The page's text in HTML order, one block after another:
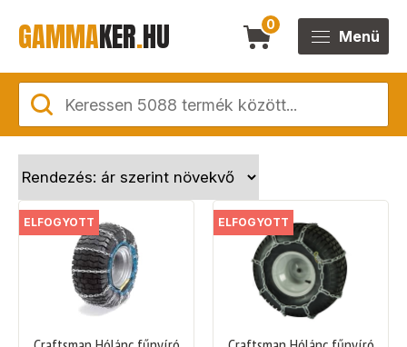
GAMMAKER.HU 0
Menü
ELFOGYOTT ELFOGYOTT